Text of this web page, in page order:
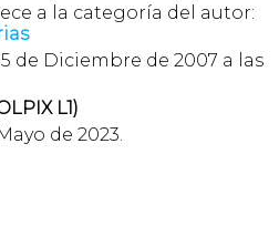
a la categoría del autor:
de Diciembre de 2007 a las
L1)
de 2023.